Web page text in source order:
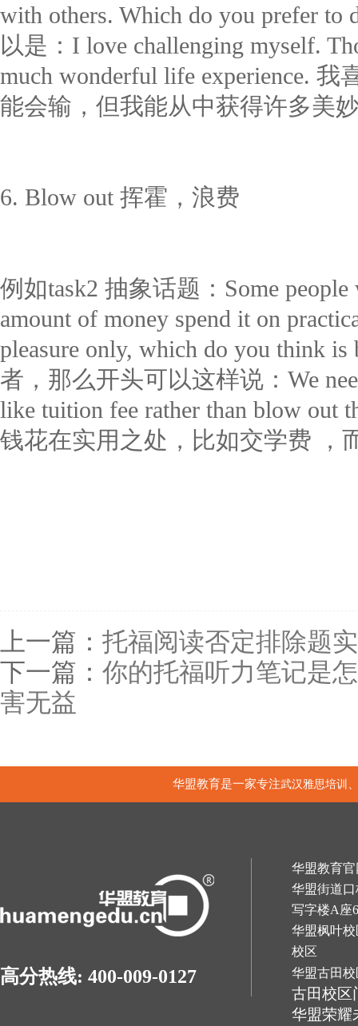
with others. Which do you prefer
以是：I love challenging myself.
much wonderful life experience.
能会输，但我能从中获得许多美
6. Blow out 挥霍，浪费
例如task2 抽象话题：Some people
amount of money spend it on
pleasure only, which do you think
者，那么开头可以这样说：We
like tuition fee rather than blow out
钱花在实用之处，比如交学费 ，
上一篇： 托福阅读否定排除题
下一篇： 你的托福听力笔记是
害无益
华盟教育是一家专注武汉雅思培训
高分热线: 400-009-0127
华盟教育官
华盟街道
写字楼A座
华盟枫叶
校区
华盟古田
古田校区
华盟荣耀